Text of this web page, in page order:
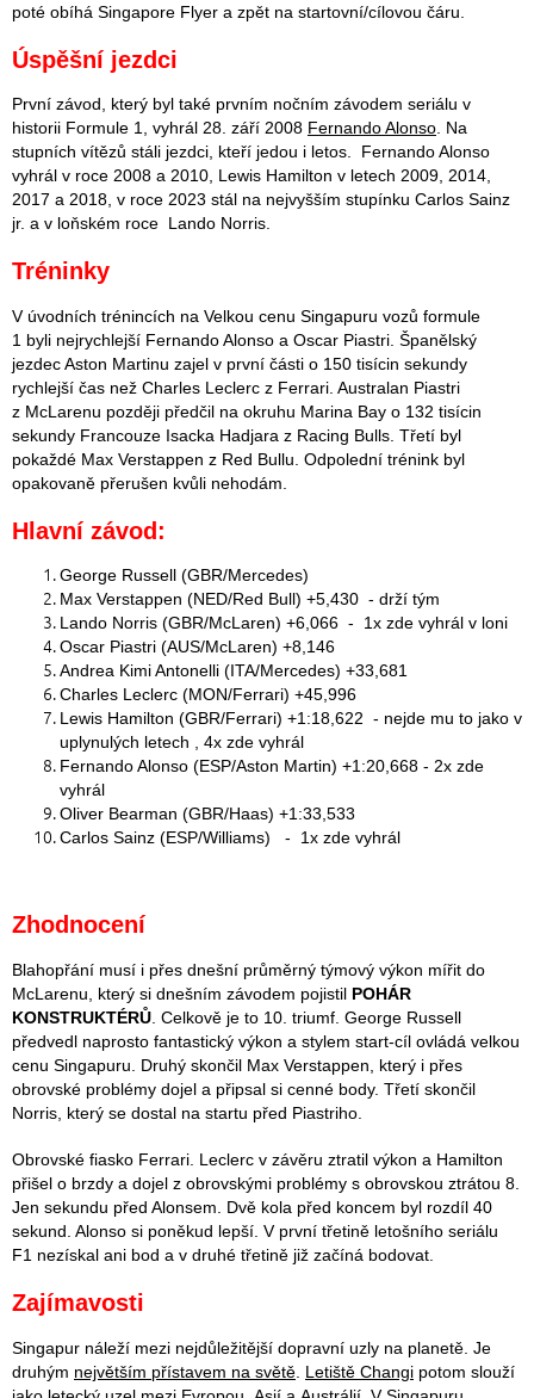
poté obíhá Singapore Flyer a zpět na startovní/cílovou čáru.
Úspěšní jezdci
První závod, který byl také prvním nočním závodem seriálu v
historii Formule 1, vyhrál 28. září 2008 Fernando Alonso . Na
stupních vítězů stáli jezdci, kteří jedou i letos. Fernando Alonso
vyhrál v roce 2008 a 2010, Lewis Hamilton v letech 2009, 2014,
2017 a 2018, v roce 2023 stál na nejvyšším stupínku Carlos Sainz
jr. a v loňském roce Lando Norris.
Tréninky
V úvodních trénincích na Velkou cenu Singapuru vozů formule
1 byli nejrychlejší Fernando Alonso a Oscar Piastri. Španělský
jezdec Aston Martinu zajel v první části o 150 tisícin sekundy
rychlejší čas než Charles Leclerc z Ferrari. Australan Piastri
z McLarenu později předčil na okruhu Marina Bay o 132 tisícin
sekundy Francouze Isacka Hadjara z Racing Bulls. Třetí byl
pokaždé Max Verstappen z Red Bullu. Odpolední trénink byl
opakovaně přerušen kvůli nehodám.
Hlavní závod:
George Russell (GBR/Mercedes)
Max Verstappen (NED/Red Bull) +5,430 - drží tým
Lando Norris (GBR/McLaren) +6,066 - 1x zde vyhrál v loni
Oscar Piastri (AUS/McLaren) +8,146
Andrea Kimi Antonelli (ITA/Mercedes) +33,681
Charles Leclerc (MON/Ferrari) +45,996
Lewis Hamilton (GBR/Ferrari) +1:18,622 - nejde mu to jako v
uplynulých letech , 4x zde vyhrál
Fernando Alonso (ESP/Aston Martin) +1:20,668 - 2x zde
vyhrál
Oliver Bearman (GBR/Haas) +1:33,533
Carlos Sainz (ESP/Williams) - 1x zde vyhrál
Zhodnocení
Blahopřání musí i přes dnešní průměrný týmový výkon mířit do
McLarenu, který si dnešním závodem pojistil POHÁR
KONSTRUKTÉRŮ . Celkově je to 10. triumf. George Russell
předvedl naprosto fantastický výkon a stylem start-cíl ovládá velkou
cenu Singapuru. Druhý skončil Max Verstappen, který i přes
obrovské problémy dojel a připsal si cenné body. Třetí skončil
Norris, který se dostal na startu před Piastriho.
Obrovské fiasko Ferrari. Leclerc v závěru ztratil výkon a Hamilton
přišel o brzdy a dojel z obrovskými problémy s obrovskou ztrátou 8.
Jen sekundu před Alonsem. Dvě kola před koncem byl rozdíl 40
sekund. Alonso si poněkud lepší. V první třetině letošního seriálu
F1 nezískal ani bod a v druhé třetině již začíná bodovat.
Zajímavosti
Singapur náleží mezi nejdůležitější dopravní uzly na planetě. Je
druhým největším přístavem na světě Letiště Changi potom slouží